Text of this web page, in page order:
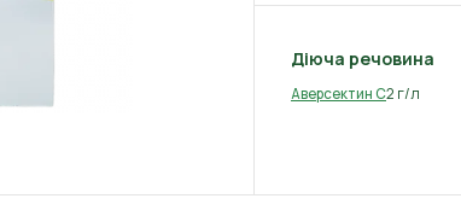
Діюча речовина
Аверсектин С2 г/л